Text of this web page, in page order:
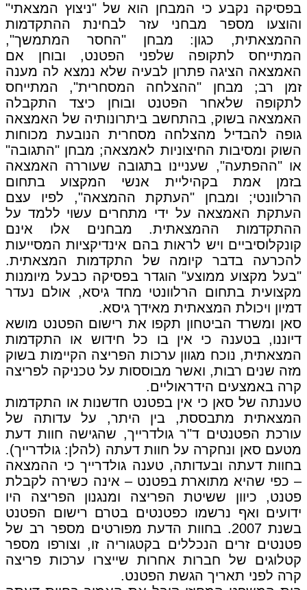
בפסיקה נקבע כי המבחן הוא של "ניצוץ המצאתי"
והוצעו מספר מבחני עזר לבחינת ההתקדמות
ההמצאתית, כגון: מבחן "החסר המתמשך",
המתייחס לתקופה שלפני הפטנט, ובוחן אם
האמצאה הציגה פתרון לבעיה שלא נמצא לה מענה
זמן רב; מבחן "ההצלחה המסחרית", המתייחס
לתקופה שלאחר הפטנט ובוחן כיצד התקבלה
האמצאה בשוק, בהתחשב ביתרונותיה של האמצאה
גופה להבדיל מהצלחה מסחרית הנובעת מכוחות
השוק ומסיבות החיצוניות לאמצאה; מבחן "התגובה"
או "ההפתעה", שעניינו בתגובה שעוררה האמצאה
בזמן אמת בקהיליית אנשי המקצוע בתחום
הרלוונטי; ומבחן "העתקת ההמצאה", לפיו עצם
העתקת האמצאה על ידי מתחרים עשוי ללמד על
ההתקדמות ההמצאתית. מבחנים אלו אינם
קונקלוסיביים ויש לראות בהם אינדיקציות המסייעות
להכרעה בדבר קיומה של התקדמות המצאתית.
"בעל מקצוע ממוצע" הוגדר בפסיקה כבעל מיומנות
מקצועית בתחום הרלוונטי מחד גיסא, אולם נעדר
דמיון ויכולת המצאתית מאידך גיסא.
סאן ומשרד הביטחון תקפו את רישום הפטנט מושא
דיוננו, בטענה כי אין בו כל חידוש או התקדמות
המצאתית, נוכח מגוון ערכות הפריצה הקיימות בשוק
מזה שנים רבות, ואשר מבוססות על טכניקה לפריצה
קרה באמצעים הידראוליים.
טענתה של סאן כי אין בפטנט חדשנות או התקדמות
המצאתית מתבססת, בין היתר, על עדותה של
עורכת הפטנטים ד"ר גולדרייך, שהגישה חוות דעת
מטעם סאן ונחקרה על חוות דעתה (להלן: גולדרייך).
בחוות דעתה ובעדותה, טענה גולדרייך כי ההמצאה
– כפי שהיא מתוארת בפטנט – אינה כשירה לקבלת
פטנט, כיוון ששיטת הפריצה ומנגנון הפריצה היו
ידועים ואף נרשמו כפטנטים בטרם רישום הפטנט
בשנת 2007. בחוות הדעת מפורטים מספר רב של
פטנטים זרים הנכללים בקטגוריה זו, וצורפו מספר
קטלוגים של חברות אחרות שייצרו ערכות פריצה
קרה לפני תאריך הגשת הפטנט.